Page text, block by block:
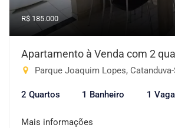
R$ 185.000
Apartamento à Venda com 2
Parque Joaquim Lopes, Catanduva-
2 Quartos 1 Banheiro 1 Vaga
Mais informações